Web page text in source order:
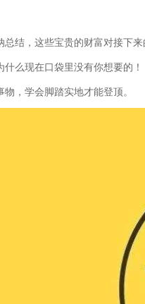
结，这些宝贵的财富对接下来
么现在口袋里没有你想要的！
，学会脚踏实地才能登顶。